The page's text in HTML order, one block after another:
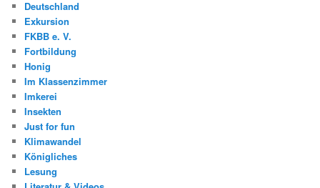
Deutschland
Exkursion
FKBB e. V.
Fortbildung
Honig
Im Klassenzimmer
Imkerei
Insekten
Just for fun
Klimawandel
Königliches
Lesung